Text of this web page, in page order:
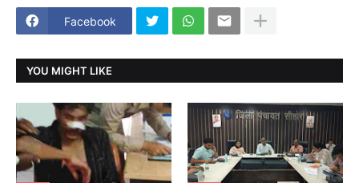
Facebook
YOU MIGHT LIKE